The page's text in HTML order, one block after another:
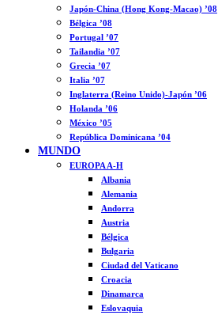
Japón-China (Hong Kong-Macao) ’08
Bélgica ’08
Portugal ’07
Tailandia ’07
Grecia ’07
Italia ’07
Inglaterra (Reino Unido)-Japón ’06
Holanda ’06
México ’05
República Dominicana ’04
MUNDO
EUROPA A-H
Albania
Alemania
Andorra
Austria
Bélgica
Bulgaria
Ciudad del Vaticano
Croacia
Dinamarca
Eslovaquia